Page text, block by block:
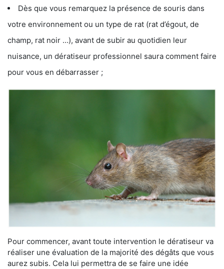
Dès que vous remarquez la présence de souris dans
votre environnement ou un type de rat (rat d’égout, de
champ, rat noir …), avant de subir au quotidien leur
nuisance, un dératiseur professionnel saura comment faire
pour vous en débarrasser ;
Pour commencer, avant toute intervention le dératiseur va
réaliser une évaluation de la majorité des dégâts que vous
aurez subis. Cela lui permettra de se faire une idée